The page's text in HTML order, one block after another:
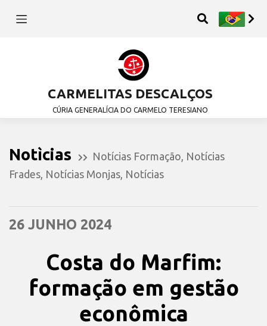
CARMELITAS DESCALÇOS
CÚRIA GENERALÍCIA DO CARMELO TERESIANO
Notìcias Notícias Formação Notícias
Frades Notícias Monjas Notícias
26 JUNHO 2024
Costa do Marfim:
formação em gestão
econômica